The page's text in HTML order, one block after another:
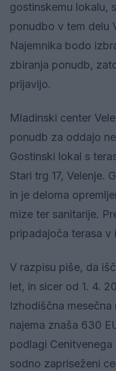
gostinskemu lokalu,
ponudbo v tem delu
Najemnika bodo
zbiranja ponudb,
prijavijo.
Mladinski center
ponudb za oddajo
Gostinski lokal s
Stari trg 17, Velenje.
in je deloma
mize ter sanitarije.
pripadajoča terasa v
V razpisu piše, da
let, in sicer od 1. 4.
Izhodiščna
najema znaša 630
podlagi
sodno zapriseženi